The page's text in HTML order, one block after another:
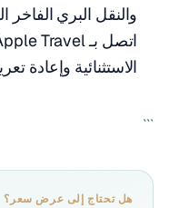
والنقل البري الفاخر
الاستثنائية وإعادة
```
هل تحتاج إلى عرض سعر؟